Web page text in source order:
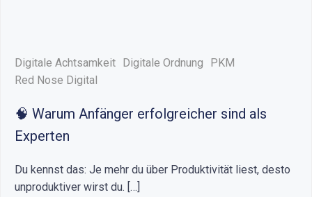
Digitale Achtsamkeit Digitale Ordnung
PKM
Red Nose Digital
🧠 Warum Anfänger erfolgreicher sind als
Experten
Du kennst das: Je mehr du über Produktivität liest, desto
unproduktiver wirst du. […]